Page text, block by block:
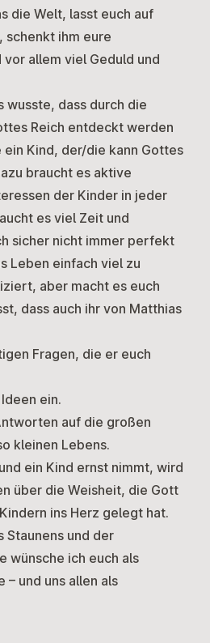
die Welt, lasst euch auf
schenkt ihm eure
allem viel Geduld und
wusste, dass durch die
Reich entdeckt werden
ein Kind, der/die kann Gottes
braucht es aktive
der Kinder in jeder
es viel Zeit und
sicher nicht immer perfekt
Leben einfach viel zu
aber macht es euch
dass auch ihr von Matthias
Fragen, die er euch
ein.
auf die großen
kleinen Lebens.
ein Kind ernst nimmt, wird
über die Weisheit, die Gott
ins Herz gelegt hat.
Staunens und der
wünsche ich euch als
– und uns allen als